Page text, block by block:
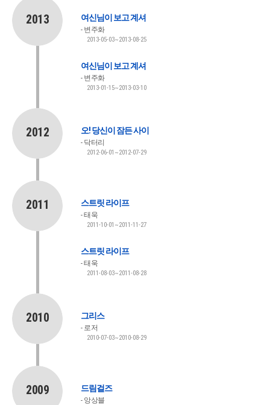
2013 여신님이 보고 계셔
변주화
2013-05-03~2013-08-25
여신님이 보고 계셔
변주화
2013-01-15~2013-03-10
2012 오! 당신이 잠든 사이
닥터리
2012-06-01~2012-07-29
2011 스트릿 라이프
태욱
2011-10-01~2011-11-27
스트릿 라이프
태욱
2011-08-03~2011-08-28
2010 그리스
로저
2010-07-03~2010-08-29
2009 드림걸즈
앙상블